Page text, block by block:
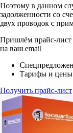
Поэтому в данном
задолженности со
двух проводок с
Пришлём прайс-лист
на ваш email
Тарифы и цены
Получить прайс-лист